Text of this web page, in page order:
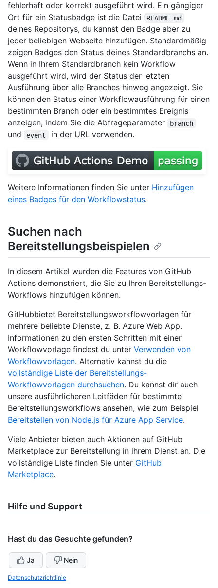
fehlerhaft oder korrekt ausgeführt wird. Ein gängiger
Ort für ein Statusbadge ist die Datei
README.md
deines Repositorys, du kannst den Badge aber zu
jeder beliebigen Webseite hinzufügen. Standardmäßig
zeigen Badges den Status deines Standardbranchs an.
Wenn in Ihrem Standardbranch kein Workflow
ausgeführt wird, wird der Status der letzten
Ausführung über alle Branches hinweg angezeigt. Sie
können den Status einer Workflowausführung für einen
bestimmten Branch oder ein bestimmtes Ereignis
anzeigen, indem Sie die Abfrageparameter
branch
und event in der URL verwenden.
Weitere Informationen finden Sie unter Hinzufügen
eines Badges für den Workflowstatus.
Suchen nach
Bereitstellungsbeispielen
In diesem Artikel wurden die Features von GitHub
Actions demonstriert, die Sie zu Ihren Bereitstellungs-
Workflows hinzufügen können.
GitHubbietet Bereitstellungsworkflowvorlagen für
mehrere beliebte Dienste, z. B. Azure Web App.
Informationen zu den ersten Schritten mit einer
Workflowvorlage findest du unter Verwenden von
Workflowvorlagen. Alternativ kannst du die
vollständige Liste der Bereitstellungs-
Workflowvorlagen durchsuchen. Du kannst dir auch
unsere ausführlicheren Leitfäden für bestimmte
Bereitstellungsworkflows ansehen, wie zum Beispiel
Bereitstellen von Node.js für Azure App Service.
Viele Anbieter bieten auch Aktionen auf GitHub
Marketplace zur Bereitstellung in ihrem Dienst an. Die
vollständige Liste finden Sie unter GitHub
Marketplace.
Hilfe und Support
Hast du das Gesuchte gefunden?
Ja Nein
Datenschutzrichtlinie